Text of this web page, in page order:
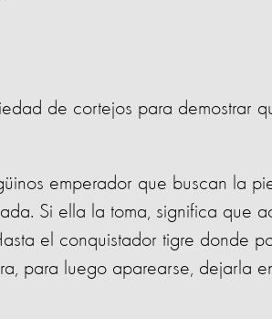
de cortejos para demostrar
emperador que buscan la
Si ella la toma, significa que
el conquistador tigre donde
para luego aparearse, dejarla